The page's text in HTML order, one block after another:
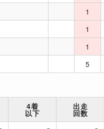
1
1
1
5
4着
以下
出走
回数